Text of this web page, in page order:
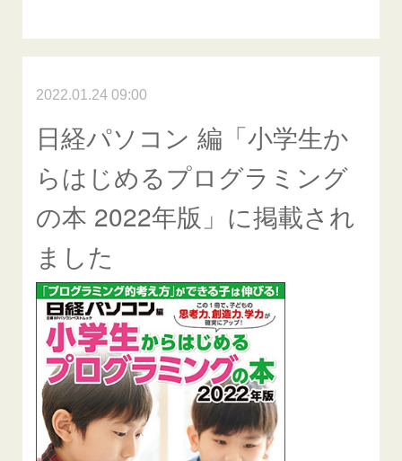
2022.01.24 09:00
日経パソコン 編「小学生か
らはじめるプログラミング
の本 2022年版」に掲載され
ました